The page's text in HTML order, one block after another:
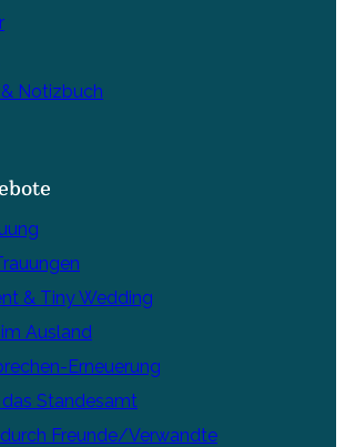
Notizbuch
& Tiny Wedding
Ausland
Erneuerung
Standesamt
Freunde/Verwandte